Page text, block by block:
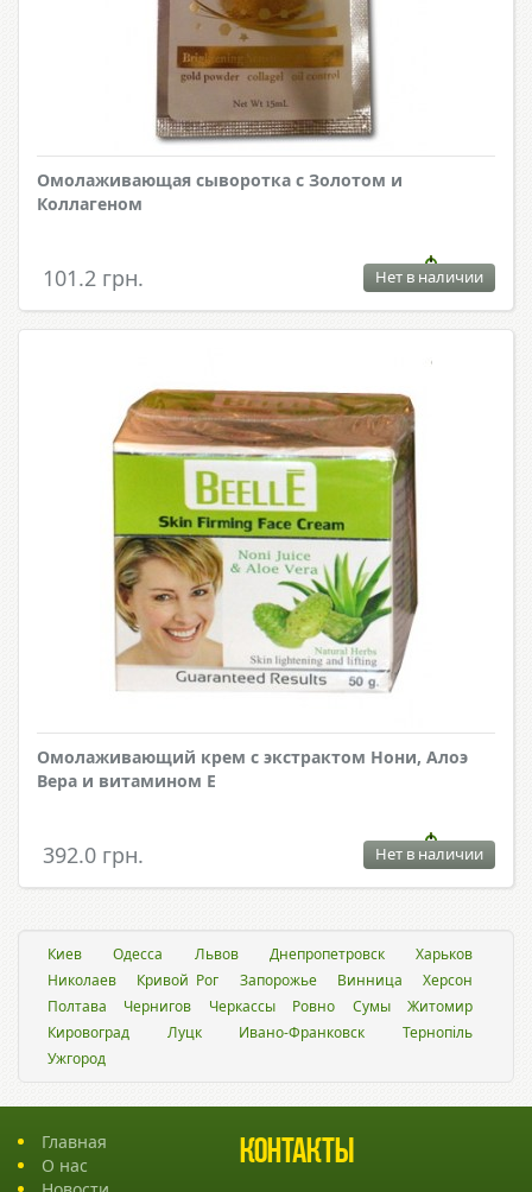
Омолаживающая сыворотка с Золотом и
Коллагеном
101.2 грн. Нет в наличии
Омолаживающий крем с экстрактом Нони, Алоэ
Вера и витамином Е
392.0 грн. Нет в наличии
Киев Одесса Львов Днепропетровск
Харьков
Николаев
Кривой Рог Запорожье Винница
Херсон
Полтава
Чернигов Черкассы Ровно Сумы
Житомир
Кировоград
Луцк Ивано-Франковск
Тернопіль
Ужгород
Главная
О нас
Контакты